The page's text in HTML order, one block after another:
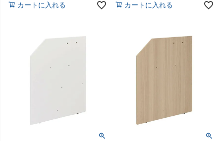
カートに入れる カートに入れる